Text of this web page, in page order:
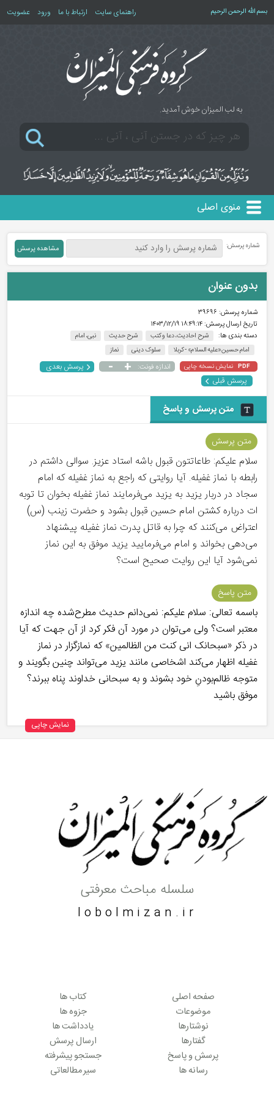
بسم الله الرحمن الرحیم راهنمای سایت ارتباط با ما ورود عضویت
به لب المیزان خوش آمدید.
منوی اصلی
شماره پرسش:
بدون عنوان
شماره پرسش: ۳۹۶۹۶
تاریخ ارسال پرسش:۱۸:۴۹:۱۴ ۱۴۰۳/۱۲/۱۹
دسته بندی ها:
شرح احادیث، دعا و کتب شرح حدیث
نبی، امام
امام حسین«علیه السلام» - کربلا
سلوک دینی نماز
PDF نمایش نسخه چاپی اندازه فونت: +
-
پرسش بعدی
پرسش قبلی
متن پرسش و پاسخ
متن پرسش
سلام علیکم: طاعاتتون قبول باشه استاد عزیز. سوالی داشتم در
رابطه با نماز غفیله. آیا روایتی که راجع به نماز غفیله که امام
سجاد در دربار یزید به یزید می‌فرمایند نماز غفیله بخوان تا توبه
ات درباره کشتن امام حسین قبول بشود و حضرت زینب (س)
اعتراض می‌کنند که چرا به قاتل پدرت نماز غفیله پیشنهاد
می‌دهی بخواند و امام می‌فرمایید یزید موفق به این نماز
نمی‌شود آیا این روایت صحیح است؟
متن پاسخ
باسمه تعالی: سلام علیکم: نمی‌دانم حدیث مطرح‌شده چه اندازه
معتبر است؟ ولی می‌توان در مورد آن فکر کرد از آن جهت که آیا
در ذکر «سبحانک انی کنت من الظالمین» که نمازگزار در نماز
غفیله اظهار می‌کند اشخاصی مانند یزید می‌تواند چنین بگویند و
متوجه ظالم‌بودنِ خود بشوند و به سبحانی خداوند پناه ببرند؟
موفق باشید
نمایش چاپی
سلسله مباحث معرفتی
lobolmizan.ir
صفحه اصلی
موضوعات
نوشتارها
گفتارها
پرسش و پاسخ
رسانه ها
کتاب ها
جزوه ها
یادداشت ها
ارسال پرسش
جستجو پیشرفته
سیر مطالعاتی